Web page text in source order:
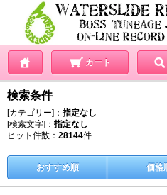
カート
検索条件
[カテゴリー]： 指定なし
[検索文字]： 指定なし
ヒット件数： 28144件
おすすめ順 価格